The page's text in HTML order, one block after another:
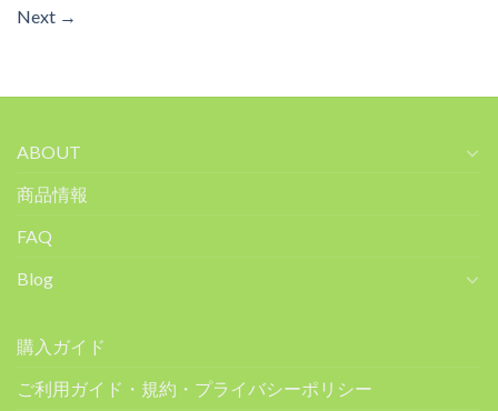
Next →
ABOUT
商品情報
FAQ
Blog
購入ガイド
ご利用ガイド・規約・プライバシーポリシー